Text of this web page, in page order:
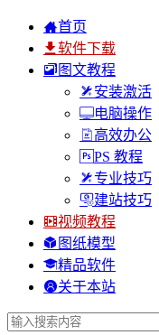
首页
软件下载
图文教程
安装激活
电脑操作
高效办公
PS 教程
专业技巧
建站技巧
视频教程
图纸模型
精品软件
关于本站